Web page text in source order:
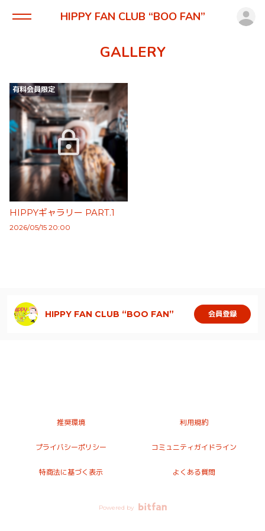
HIPPY FAN CLUB “BOO FAN”
GALLERY
有料会員限定
HIPPYギャラリー PART.1
2026/05/15 20:00
HIPPY FAN CLUB “BOO FAN” 会員登録
推奨環境 利用規約
プライバシーポリシー コミュニティガイドライン
特商法に基づく表示 よくある質問
Powered by